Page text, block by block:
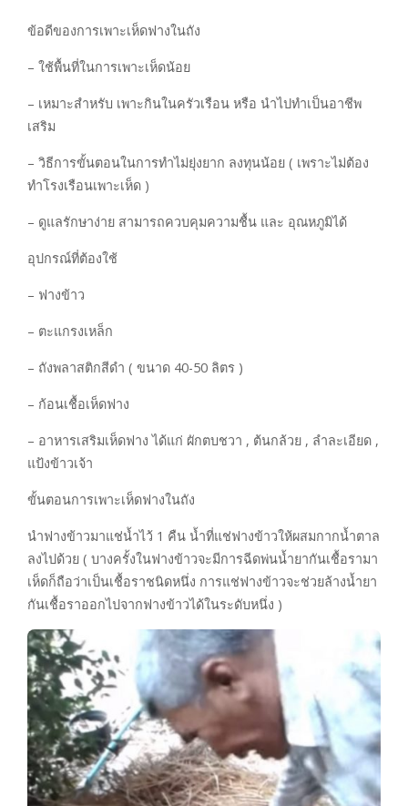
ข้อดีของการเพาะเห็ดฟางในถัง
– ใช้พื้นที่ในการเพาะเห็ดน้อย
– เหมาะสำหรับ เพาะกินในครัวเรือน หรือ นำไปทำเป็นอาชีพ
เสริม
– วิธีการขั้นตอนในการทำไม่ยุ่งยาก ลงทุนน้อย ( เพราะไม่ต้อง
ทำโรงเรือนเพาะเห็ด )
– ดูแลรักษาง่าย สามารถควบคุมความชื้น และ อุณหภูมิได้
อุปกรณ์ที่ต้องใช้
– ฟางข้าว
– ตะแกรงเหล็ก
– ถังพลาสติกสีดำ ( ขนาด 40-50 ลิตร )
– ก้อนเชื้อเห็ดฟาง
– อาหารเสริมเห็ดฟาง ได้แก่ ผักตบชวา , ต้นกล้วย , ลำละเอียด ,
แป้งข้าวเจ้า
ขั้นตอนการเพาะเห็ดฟางในถัง
นำฟางข้าวมาแช่น้ำไว้ 1 คืน น้ำที่แช่ฟางข้าวให้ผสมกากน้ำตาล
ลงไปด้วย ( บางครั้งในฟางข้าวจะมีการฉีดพ่นน้ำยากันเชื้อรามา
เห็ดก็ถือว่าเป็นเชื้อราชนิดหนึ่ง การแช่ฟางข้าวจะช่วยล้างน้ำยา
กันเชื้อราออกไปจากฟางข้าวได้ในระดับหนึ่ง )